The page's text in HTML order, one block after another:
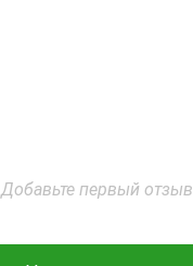
Добавьте первый отзыв